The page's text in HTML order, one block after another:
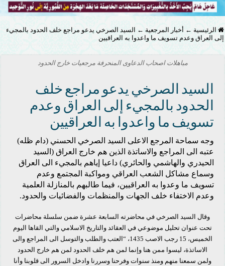
الرئيسية ← أخبار المرجعية ← السيد الصرخي يدعو مراجع خلف الحدود بالمجيء
إلى العراق وعدم تسويف ما واعدوا به العراقيين
مباهلات اصحاب الدعاوى المنحرفة مرجعيات خارج الحدود
السيد الصرخي يدعو مراجع خلف
الحدود بالمجيء إلى العراق وعدم
تسويف ما واعدوا به العراقيين
وجه سماحة المرجع الاعلى السيد الصرخي الحسني (دام ظله)
عتبه الى المراجع والاساتذة الذين هم خارج العراق (السيد
الحيدري والهاشمي والحائري) داعيا إياهم بالمجيء الى العراق
وسماع مشاكل الشعب العراقي ومواكبة المجتمع وعدم
تسويف ما وعدوا به العراقيين، فيما طالبهم بالمنازلة العلمية
وعدم الاختفاء خلف الجهات والمنظمات والفضائيات والحدود.
وقال السيد الصرخي في محاضرته السابعة عشرة ضمن سلسلة محاضرات
تحت عنوان تحليل موضوعي في العقائد والتاريخ الاسلامي والتي القاها اليوم
الخميس، 15 رجب الاصب 1435، “العتب والطلب والتوسل الى المراجع والى
الاساتذة، ليسوا ممن هنا وإنما لمن هم خلف الحدود لمن هم خارج الحدود
ولمن سمعنا منهم ومنذ سنوات وفرحنا وسررنا وادخل السرور الى قلوبنا وأنا